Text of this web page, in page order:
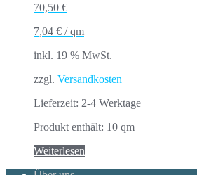
70,50 €
7,04 € /qm
inkl. 19 % MwSt.
zzgl. Versandkosten
Lieferzeit: 2-4 Werktage
Produkt enthält: 10 qm
Weiterlesen